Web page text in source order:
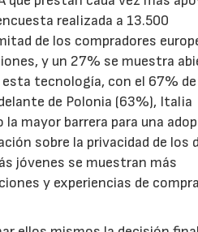
realizada a 13.500
de los compradores
y un 27% se muestra
tecnología, con el 67%
de Polonia (63%), Italia
mayor barrera para una
sobre la privacidad de los
jóvenes se muestran más
y experiencias de